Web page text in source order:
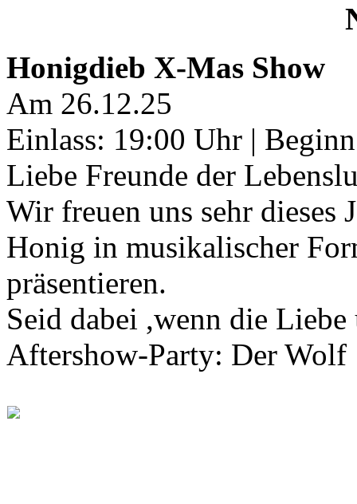
Honigdieb X-Mas Show
Am 26.12.25
Einlass: 19:00 Uhr |
Liebe Freunde der
Wir freuen uns sehr dieses
Honig in musikalischer
präsentieren.
Seid dabei ,wenn die Liebe
Aftershow-Party: Der Wolf